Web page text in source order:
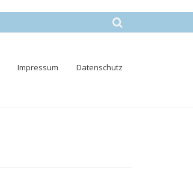
Impressum Datenschutz